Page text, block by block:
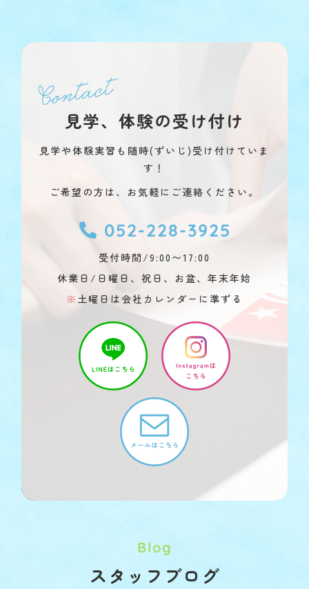
見学、体験の受け付け
見学や体験実習も随時(ずいじ)受け付けていま
す！
ご希望の方は、お気軽にご連絡ください。
052-228-3925
受付時間/9:00〜17:00
休業日/日曜日、祝日、お盆、年末年始
※ 土曜日は会社カレンダーに準ずる
Blog
スタッフブログ